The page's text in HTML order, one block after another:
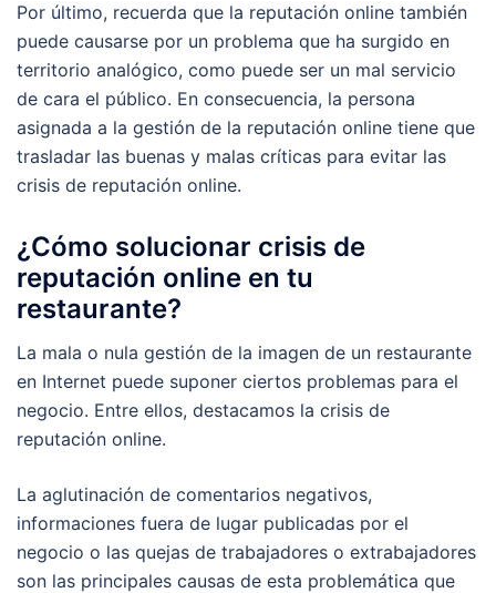
Por último, recuerda que la reputación online también
puede causarse por un problema que ha surgido en
territorio analógico, como puede ser un mal servicio
de cara el público. En consecuencia, la persona
asignada a la gestión de la reputación online tiene que
trasladar las buenas y malas críticas para evitar las
crisis de reputación online.
¿Cómo solucionar crisis de
reputación online en tu
restaurante?
La mala o nula gestión de la imagen de un restaurante
en Internet puede suponer ciertos problemas para el
negocio. Entre ellos, destacamos la crisis de
reputación online.
La aglutinación de comentarios negativos,
informaciones fuera de lugar publicadas por el
negocio o las quejas de trabajadores o extrabajadores
son las principales causas de esta problemática que